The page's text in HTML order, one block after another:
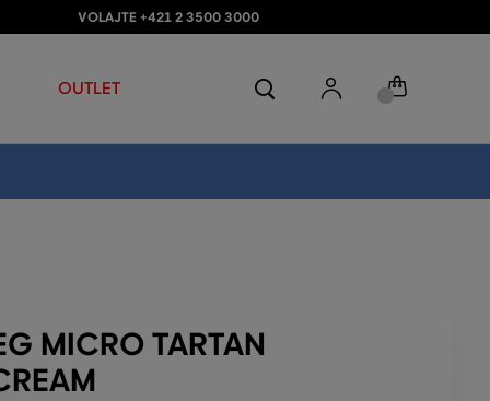
VOLAJTE +421 2 3500 3000
OUTLET
MICRO TARTAN